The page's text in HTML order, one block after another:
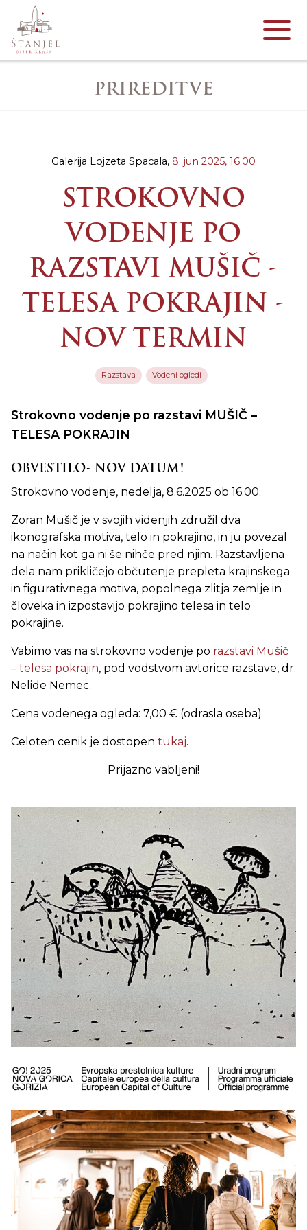
PRIREDITVE
Galerija Lojzeta Spacala, 8. jun 2025, 16.00
STROKOVNO
VODENJE PO
RAZSTAVI MUŠIČ -
TELESA POKRAJIN -
NOV TERMIN
Razstava Vodeni ogledi
Strokovno vodenje po razstavi MUŠIČ –
TELESA POKRAJIN
OBVESTILO- NOV DATUM!
Strokovno vodenje, nedelja, 8.6.2025 ob 16.00.
Zoran Mušič je v svojih videnjih združil dva
ikonografska motiva, telo in pokrajino, in ju povezal
na način kot ga ni še nihče pred njim. Razstavljena
dela nam prikličejo občutenje prepleta krajinskega
in figurativnega motiva, popolnega zlitja zemlje in
človeka in izpostavijo pokrajino telesa in telo
pokrajine.
Vabimo vas na strokovno vodenje po razstavi Mušič
– telesa pokrajin, pod vodstvom avtorice razstave, dr.
Nelide Nemec.
Cena vodenega ogleda: 7,00 € (odrasla oseba)
Celoten cenik je dostopen tukaj.
Prijazno vabljeni!